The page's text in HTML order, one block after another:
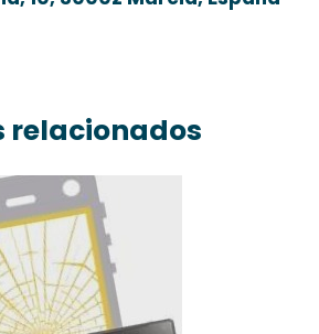
relacionados